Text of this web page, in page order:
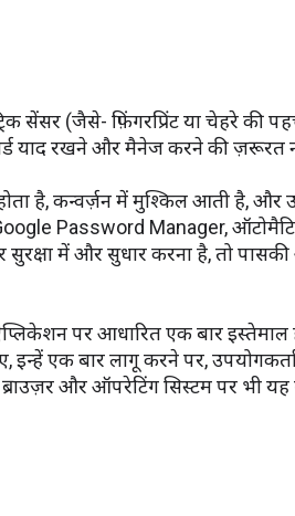
सेंसर (जैसे- फ़िंगरप्रिंट या चेहरे की
याद रखने और मैनेज करने की ज़रूरत
है, कन्वर्ज़न में मुश्किल आती है, और
Password Manager,
सुरक्षा में और सुधार करना है, तो
पर आधारित एक बार इस्तेमाल
इन्हें एक बार लागू करने पर,
और ऑपरेटिंग सिस्टम पर भी यह